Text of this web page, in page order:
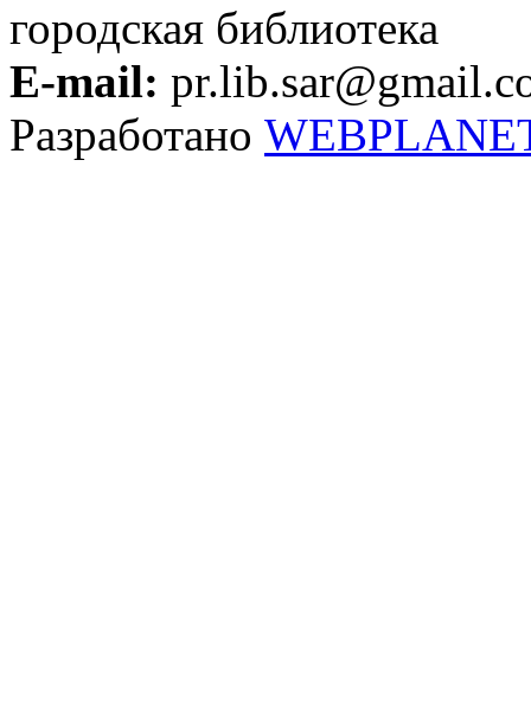
городская библиотека
E-mail:
Разработано